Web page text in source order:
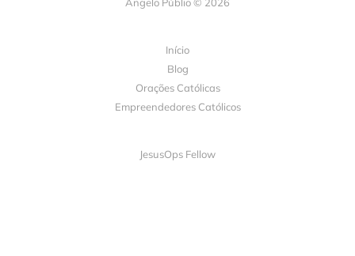
Início
Blog
Orações Católicas
Empreendedores Católicos
JesusOps Fellow